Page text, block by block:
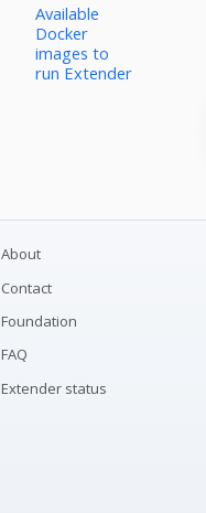
Available
Docker
images to
run Extender
About
Contact
Foundation
FAQ
Extender status